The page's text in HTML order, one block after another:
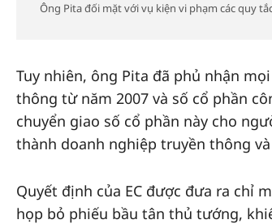
Ông Pita đối mặt với vụ kiện vi phạm các quy
Tuy nhiên, ông Pita đã phủ nhận
thông từ năm 2007 và số cổ phần
chuyển giao số cổ phần này cho
thành doanh nghiệp truyền thông
Quyết định của EC được đưa ra chỉ
họp bỏ phiếu bầu tân thủ tướng,